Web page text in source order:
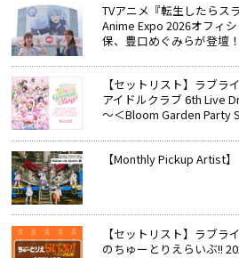
TVアニメ『転生したらス
Anime Expo 2026オフィ
保、豊口めぐみらが登壇！
【セットリスト】ラブラ
アイドルクラブ 6th Live
～＜Bloom Garden Party
【Monthly Pickup Artist
【セットリスト】ラブラ
のちゅーとりえらいぶ!!